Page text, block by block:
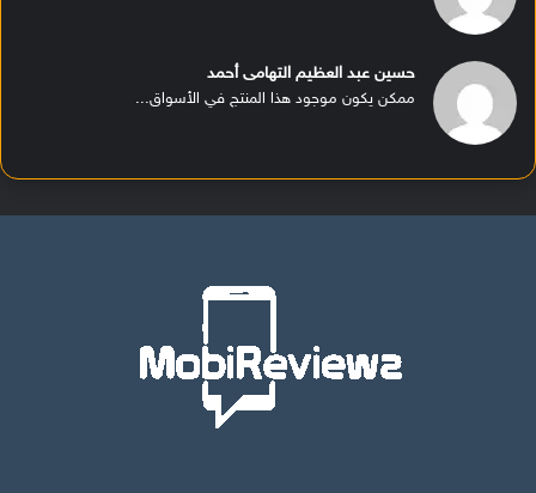
حسين عبد العظيم التهامى أحمد
ممكن يكون موجود هذا المنتج في الأسواق...